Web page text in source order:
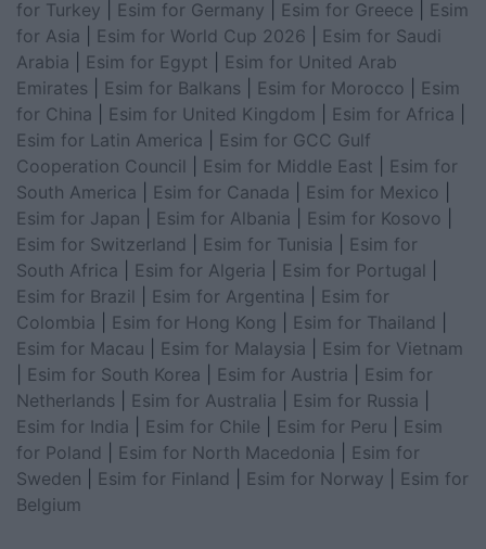
for Turkey
Esim for Germany Esim for Greece
Esim
for Asia
Esim for World Cup 2026
Esim for Saudi
Arabia
Esim for Egypt
Esim for United Arab
Emirates
Esim for Balkans Esim for Morocco
Esim
for China
Esim for United Kingdom Esim for Africa
Esim for Latin America
Esim for GCC Gulf
Cooperation Council
Esim for Middle East
Esim for
South America
Esim for Canada Esim for Mexico
Esim for Japan
Esim for Albania Esim for Kosovo
Esim for Switzerland
Esim for Tunisia
Esim for
South Africa
Esim for Algeria Esim for Portugal
Esim for Brazil
Esim for Argentina
Esim for
Colombia
Esim for Hong Kong Esim for Thailand
Esim for Macau
Esim for Malaysia
Esim for Vietnam
Esim for South Korea Esim for Austria
Esim for
Netherlands
Esim for Australia Esim for Russia
Esim for India
Esim for Chile Esim for Peru
Esim
for Poland
Esim for North Macedonia
Esim for
Sweden
Esim for Finland Esim for Norway
Esim for
Belgium